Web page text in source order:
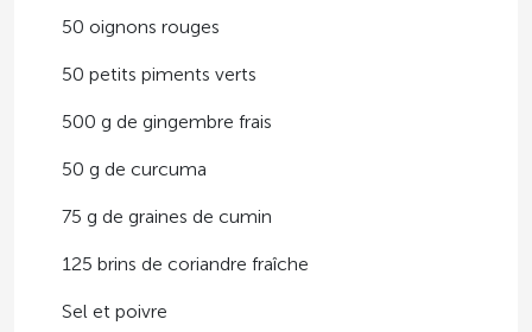
50 oignons rouges
50 petits piments verts
500 g de gingembre frais
50 g de curcuma
75 g de graines de cumin
125 brins de coriandre fraîche
Sel et poivre